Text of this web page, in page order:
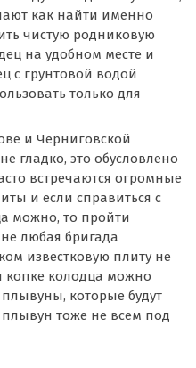
как найти именно
чистую родниковую
на удобном месте и
с грунтовой водой
только для
и Черниговской
гладко, это обусловлено
встречаются огромные
и если справиться с
можно, то пройти
любая бригада
известковую плиту не
копке колодца можно
которые будут
плывун тоже не всем под